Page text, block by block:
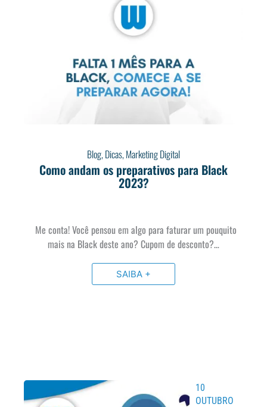
Blog,Dicas,Marketing Digital
Como andam os preparativos para Black
2023?
Me conta! Você pensou em algo para faturar um pouquito
mais na Black deste ano? Cupom de desconto?…
SAIBA +
10
OUTUBRO